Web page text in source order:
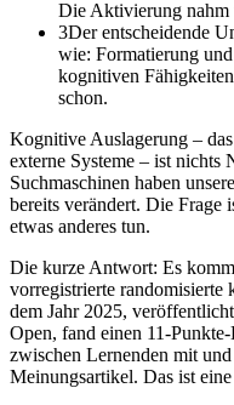
Die Aktivierung nahm
3Der entscheidende
wie: Formatierung
kognitiven
schon.
Kognitive Auslagerung –
externe Systeme – ist nichts
Suchmaschinen haben
bereits verändert. Die
etwas anderes tun.
Die kurze Antwort: Es
vorregistrierte
dem Jahr 2025,
Open, fand einen 11-
zwischen Lernenden mit
Meinungsartikel. Das ist